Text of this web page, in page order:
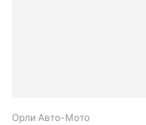
Орли Aвто-Mото